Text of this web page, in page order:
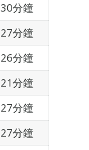
30分鐘
27分鐘
26分鐘
21分鐘
27分鐘
27分鐘